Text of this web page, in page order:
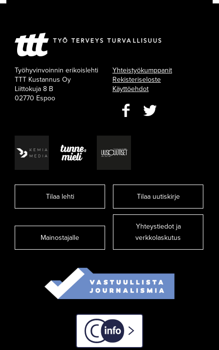
Työhyvinvoinnin erikoislehti
TTT Kustannus Oy
Liittokuja 8 B
02770 Espoo
Yhteistyökumppanit
Rekisteriseloste
Käyttöehdot
Tilaa lehti Tilaa uutiskirje
Mainostajalle
Yhteystiedot ja
verkkolaskutus
C-info